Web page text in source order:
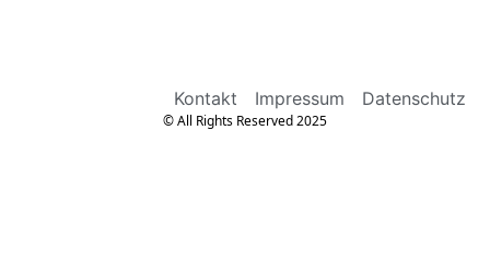
Kontakt Impressum Datenschutz
© All Rights Reserved 2025